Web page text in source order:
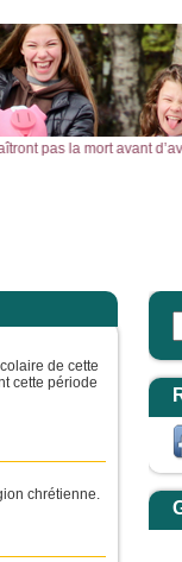
pas la mort avant
de cette
cette période
chrétienne.